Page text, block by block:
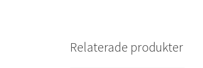
Relaterade produkter